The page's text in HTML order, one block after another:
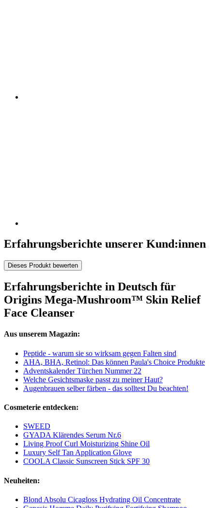
Erfahrungsberichte unserer Kund:innen
Dieses Produkt bewerten
Erfahrungsberichte in Deutsch für
Origins Mega-Mushroom™ Skin Relief
Face Cleanser
Aus unserem Magazin:
Peptide - warum sie so wirksam gegen Falten sind
AHA, BHA, Retinol: Das können Paula's Choice Produkte
Adventskalender Türchen Nummer 22
Welche Gesichtsmaske passt zu meiner Haut?
Augenbrauen selber färben - das solltest Du beachten!
Cosmeterie entdecken:
SWEED
GYADA Klärendes Serum Nr.6
Living Proof Curl Moisturizing Shine Oil
Luxury Self Tan Application Glove
COOLA Classic Sunscreen Stick SPF 30
Neuheiten:
Blond Absolu Cicagloss Hydrating Oil Concentrate